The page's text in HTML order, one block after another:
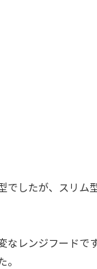
でしたが、スリム
なレンジフード